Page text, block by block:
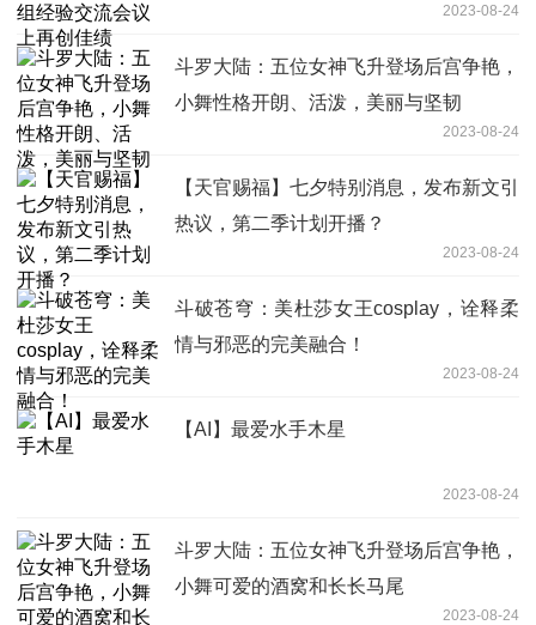
2023-08-24
斗罗大陆：五位女神飞升登场后宫争艳，
小舞性格开朗、活泼，美丽与坚韧
2023-08-24
【天官赐福】七夕特别消息，发布新文引
热议，第二季计划开播？
2023-08-24
斗破苍穹：美杜莎女王cosplay，诠释柔
情与邪恶的完美融合！
2023-08-24
【AI】最爱水手木星
2023-08-24
斗罗大陆：五位女神飞升登场后宫争艳，
小舞可爱的酒窝和长长马尾
2023-08-24